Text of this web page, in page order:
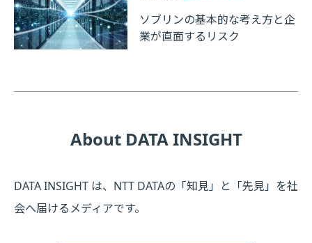
ソブリンの基本的な考え方と企
業が直面するリスク
About DATA INSIGHT
DATA INSIGHT は、NTT DATAの「知見」と「先見」を社
会へ届けるメディアです。